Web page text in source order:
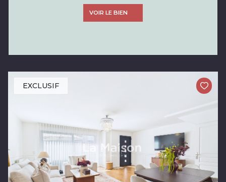
VOIR LE BIEN
EXCLUSIF